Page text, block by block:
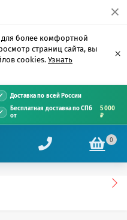
для более комфортной
страниц сайта, вы
cookies. Узнать
×
Доставка по всей России
Бесплатная доставка по СПб
от
5 000
₽
0